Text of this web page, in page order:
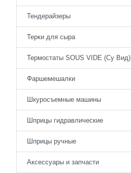
Тендерайзеры
Терки для сыра
Термостаты SOUS VIDE (Су Вид)
Фаршемешалки
Шкуросъемные машины
Шприцы гидравлические
Шприцы ручные
Аксессуары и запчасти